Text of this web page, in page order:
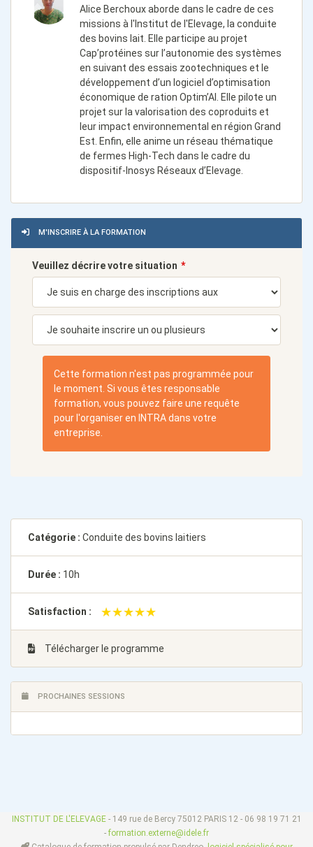
Alice Berchoux aborde dans le cadre de ces
missions à l'Institut de l'Elevage, la conduite
des bovins lait. Elle participe au projet
Cap’protéines sur l’autonomie des systèmes
en suivant des essais zootechniques et le
développement d’un logiciel d’optimisation
économique de ration Optim’Al. Elle pilote un
projet sur la valorisation des coproduits et
leur impact environnemental en région Grand
Est. Enfin, elle anime un réseau thématique
de fermes High-Tech dans le cadre du
dispositif-Inosys Réseaux d’Elevage.
M'INSCRIRE À LA FORMATION
Veuillez décrire votre situation
Cette formation n'est pas programmée pour
le moment. Si vous êtes responsable
formation, vous pouvez faire une requête
pour l'organiser en INTRA dans votre
entreprise.
Catégorie : Conduite des bovins laitiers
Durée : 10h
Satisfaction : ★★★★★
★★★★★
Télécharger le programme
PROCHAINES SESSIONS
INSTITUT DE L'ELEVAGE- 149 rue de Bercy 75012 PARIS 12 - 06 98 19 71 21
- formation.externe@idele.fr